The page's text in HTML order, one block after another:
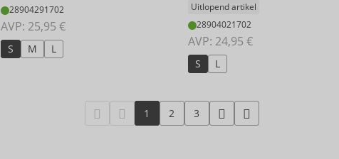
28904291702
AVP: 25,95 €
S M L
Uitlopend artikel
28904021702
AVP: 24,95 €
S L
1 2 3